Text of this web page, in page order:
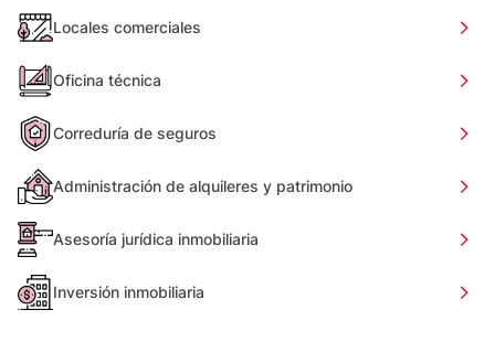
Locales comerciales
Oficina técnica
Correduría de seguros
Administración de alquileres y patrimonio
Asesoría jurídica inmobiliaria
Inversión inmobiliaria